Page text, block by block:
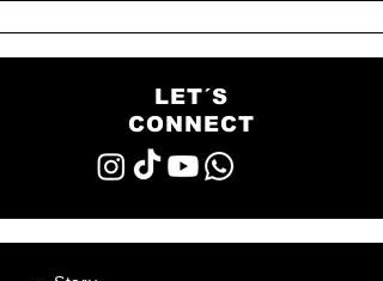
LET´S
CONNECT